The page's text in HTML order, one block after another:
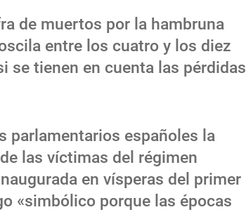
de muertos por la hambruna
entre los cuatro y los diez
se tienen en cuenta las pérdidas
parlamentarios españoles la
las víctimas del régimen
en vísperas del primer
«simbólico porque las épocas